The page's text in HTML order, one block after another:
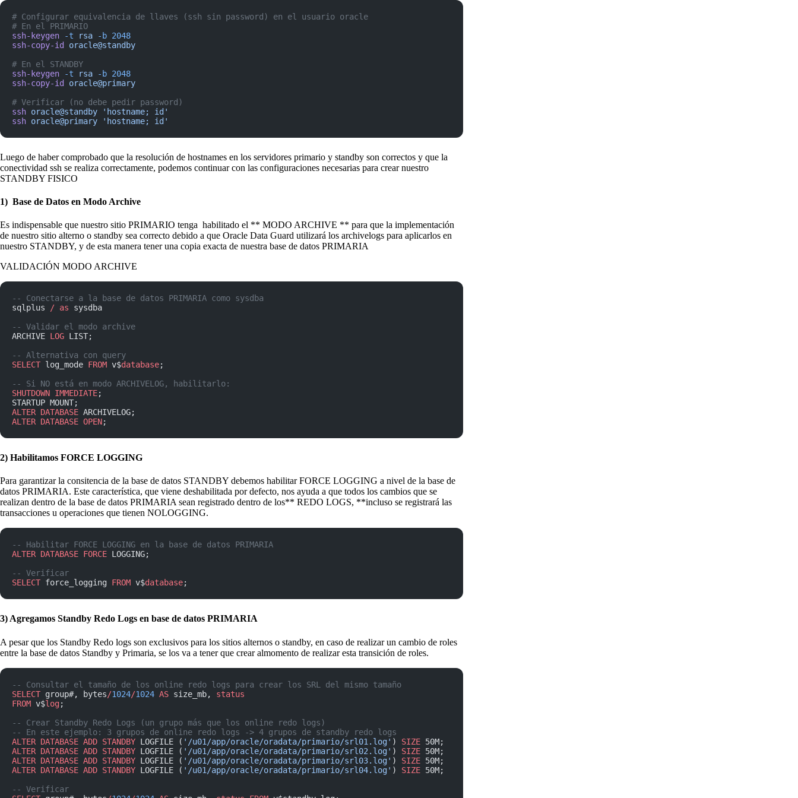
# Configurar equivalencia de llaves (ssh sin password) en el usuario oracle
# En el PRIMARIO
ssh-keygen -t rsa -b 2048
ssh-copy-id
oracle@standby
# En el STANDBY
ssh-keygen -t rsa -b 2048
ssh-copy-id
oracle@primary
# Verificar (no debe pedir password)
ssh oracle@standby 'hostname; id'
ssh oracle@primary 'hostname; id'
Luego de haber comprobado que la resolución de hostnames en los servidores primario y standby son correctos y que la
conectividad ssh se realiza correctamente, podemos continuar con las configuraciones necesarias para crear nuestro
STANDBY FISICO
1) Base de Datos en Modo Archive
Es indispensable que nuestro sitio PRIMARIO tenga habilitado el ** MODO ARCHIVE ** para que la implementación
de nuestro sitio alterno o standby sea correcto debido a que Oracle Data Guard utilizará los archivelogs para aplicarlos en
nuestro STANDBY, y de esta manera tener una copia exacta de nuestra base de datos PRIMARIA
VALIDACIÓN MODO ARCHIVE
-- Conectarse a la base de datos PRIMARIA como sysdba
sqlplus
/ as sysdba
-- Validar el modo archive
ARCHIVE LOG LIST;
-- Alternativa con query
SELECT log_mode FROM v$database;
-- Si NO está en modo ARCHIVELOG, habilitarlo:
SHUTDOWN IMMEDIATE;
STARTUP MOUNT;
ALTER DATABASE ARCHIVELOG;
ALTER DATABASE OPEN;
2) Habilitamos FORCE LOGGING
Para garantizar la consitencia de la base de datos STANDBY debemos habilitarFORCE LOGGING a nivel de la base de
datos PRIMARIA. Este característica, que viene deshabilitada por defecto, nos ayuda a que todos los cambios que se
realizan dentro de la base de datos PRIMARIAsean registrado dentro de los** REDO LOGS, **incluso se registrará las
transacciones u operaciones que tienen NOLOGGING.
-- Habilitar FORCE LOGGING en la base de datos PRIMARIA
ALTER DATABASE FORCE LOGGING;
-- Verificar
SELECT force_logging FROM v$database;
3) Agregamos Standby Redo Logs en base de datos PRIMARIA
A pesar que los Standby Redo logs son exclusivos para los sitios alternos o standby, en caso de realizar un cambio de roles
entre la base de datos Standby y Primaria, se los va a tener que crear almomento de realizar esta transición de roles.
-- Consultar el tamaño de los online redo logs para crear los SRL del mismo tamaño
SELECT group#, bytes/1024/1024 AS size_mb, status
FROM v$log;
-- Crear Standby Redo Logs (un grupo más que los online redo logs)
-- En este ejemplo: 3 grupos de online redo logs -> 4 grupos de standby redo logs
ALTER DATABASE ADD STANDBY LOGFILE ( '/u01/app/oracle/oradata/primario/srl01.log' ) SIZE 50M;
ALTER DATABASE ADD STANDBY LOGFILE ( '/u01/app/oracle/oradata/primario/srl02.log' ) SIZE 50M;
ALTER DATABASE ADD STANDBY LOGFILE ( '/u01/app/oracle/oradata/primario/srl03.log' ) SIZE 50M;
ALTER DATABASE ADD STANDBY LOGFILE ( '/u01/app/oracle/oradata/primario/srl04.log' ) SIZE 50M;
-- Verificar